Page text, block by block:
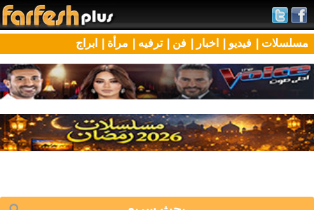
مسلسلات | فيديو | اخبار | فن | ترفيه | مرأة | ابراج